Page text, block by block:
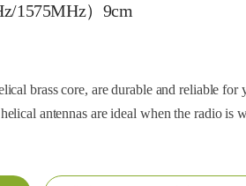
1575MHz）9cm
brass core, are durable and reliable for
antennas are ideal when the radio is